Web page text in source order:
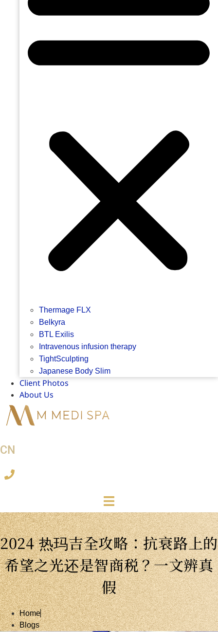
Thermage FLX
Belkyra
BTL Exilis
Intravenous infusion therapy
TightSculpting
Japanese Body Slim
Client Photos
About Us
CN
2024 热玛吉全攻略：抗衰路上的
希望之光还是智商税？一文辨真
假
Home
Blogs